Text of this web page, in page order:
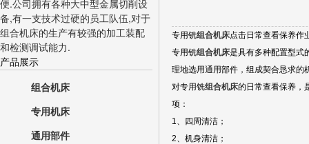
产品展示
组合机床
专用机床
通用部件
专用铣组合机床点击日常查看保养作
专用铣组合机床是具有多种配置型式
理地选用通用部件，组成契合恳求的
对专用铣组合机床的日常查看保养，
项：
1、四周清洁；
2、机身清洁；